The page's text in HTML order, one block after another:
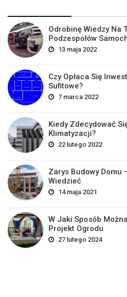
Odrobinę Wiedzy Na
Podzespołów
13 maja 2022
Czy Opłaca Się
Sufitowe?
7 marca 2022
Kiedy Zdecydować
Klimatyzacji?
22 lutego 2022
Zarys Budowy Domu
Wiedzieć
14 maja 2021
W Jaki Sposób
Projekt Ogrodu
27 lutego 2024